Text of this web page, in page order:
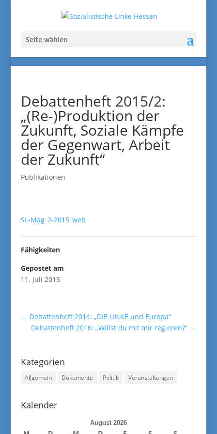
Seite wählen
Debattenheft 2015/2:
„(Re-)Produktion der
Zukunft, Soziale Kämpfe
der Gegenwart, Arbeit
der Zukunft“
Publikationen
SL-Mag_2-2015_web
Fähigkeiten
Gepostet am
11. Juli 2015
← Debattenheft 2014: „DIE LINKE und Europa“
Debattenheft 2016: „Willst du mit mir regieren?“ →
Kategorien
Allgemein Dokumente Politik Veranstaltungen
Kalender
August 2026